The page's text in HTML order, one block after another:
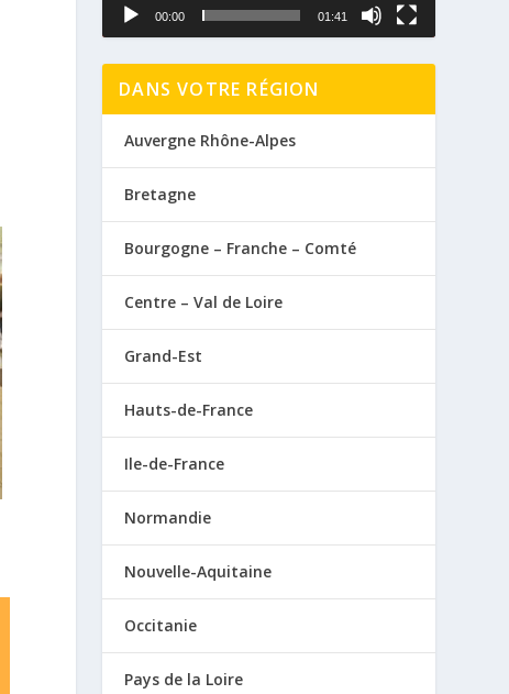
00:00 01:41
DANS VOTRE RÉGION
Auvergne Rhône-Alpes
Bretagne
Bourgogne – Franche – Comté
Centre – Val de Loire
Grand-Est
Hauts-de-France
Ile-de-France
Normandie
Nouvelle-Aquitaine
Occitanie
Pays de la Loire